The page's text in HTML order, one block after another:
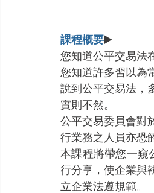
課程概要▶️
您知道公平交易法
您知道許多習以為
說到公平交易法，
實則不然。
公平交易委員會對
行業務之人員亦恐
本課程將帶您一窺
行分享，使企業與
立企業法遵規範。